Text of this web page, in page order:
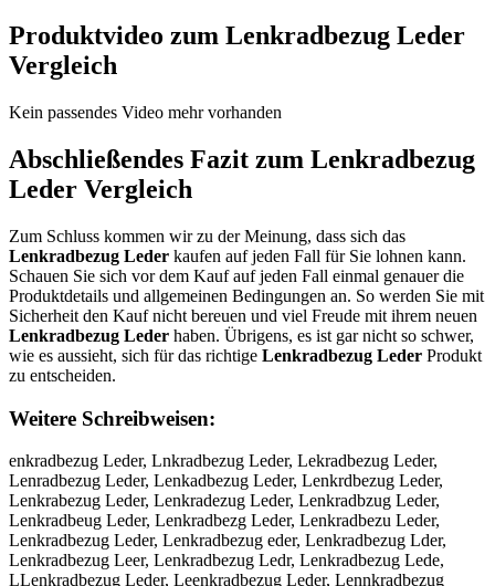
Produktvideo zum Lenkradbezug Leder
Vergleich
Kein passendes Video mehr vorhanden
Abschließendes Fazit zum Lenkradbezug
Leder Vergleich
Zum Schluss kommen wir zu der Meinung, dass sich das
Lenkradbezug Leder kaufen auf jeden Fall für Sie lohnen kann.
Schauen Sie sich vor dem Kauf auf jeden Fall einmal genauer die
Produktdetails und allgemeinen Bedingungen an. So werden Sie mit
Sicherheit den Kauf nicht bereuen und viel Freude mit ihrem neuen
Lenkradbezug Leder haben. Übrigens, es ist gar nicht so schwer,
wie es aussieht, sich für das richtige Lenkradbezug Leder Produkt
zu entscheiden.
Weitere Schreibweisen:
enkradbezug Leder, Lnkradbezug Leder, Lekradbezug Leder,
Lenradbezug Leder, Lenkadbezug Leder, Lenkrdbezug Leder,
Lenkrabezug Leder, Lenkradezug Leder, Lenkradbzug Leder,
Lenkradbeug Leder, Lenkradbezg Leder, Lenkradbezu Leder,
Lenkradbezug Leder, Lenkradbezug eder, Lenkradbezug Lder,
Lenkradbezug Leer, Lenkradbezug Ledr, Lenkradbezug Lede,
LLenkradbezug Leder, Leenkradbezug Leder, Lennkradbezug